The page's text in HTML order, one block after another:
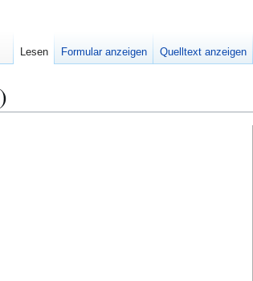
Lesen Formular anzeigen Quelltext anzeigen